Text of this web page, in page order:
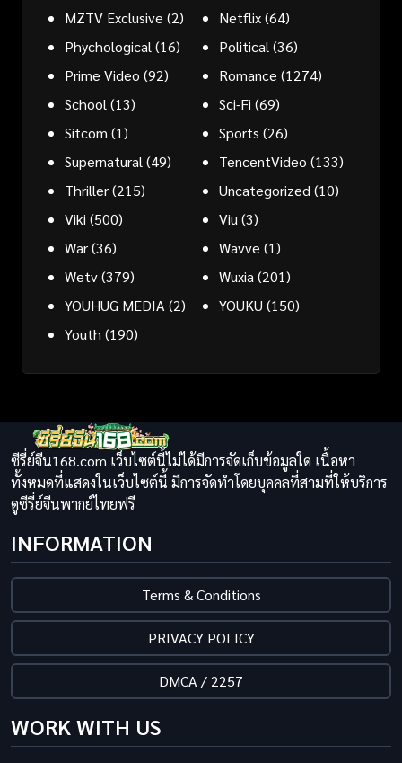
MZTV Exclusive (2) Netflix(64)
Phychological (16) Political (36)
Prime Video (92) Romance (1274)
School (13) Sci-Fi (69)
Sitcom (1) Sports (26)
Supernatural (49) TencentVideo (133)
Thriller(215) Uncategorized (10)
Viki (500) Viu (3)
War(36) Wavve (1)
Wetv(379) Wuxia (201)
YOUHUG MEDIA (2) YOUKU (150)
Youth (190)
ซีรี่ย์จีน168.com เว็บไซต์นี้ไม่ได้มีการจัดเก็บข้อมูลใด เนื้อหา
ทั้งหมดที่แสดงในเว็บไซต์นี้ มีการจัดทำโดยบุคคลที่สามที่ให้บริการ
ดูซีรี่ย์จีนพากย์ไทยฟรี
INFORMATION
Terms & Conditions
PRIVACY POLICY
DMCA / 2257
WORK WITH US